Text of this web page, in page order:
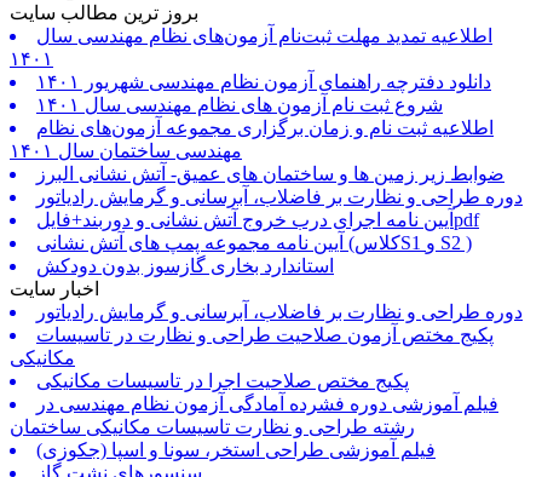
بروز ترین مطالب سایت
اطلاعیه تمدید مهلت ثبت‌نام آزمون‌های نظام مهندسی سال
۱۴۰۱
دانلود دفترچه راهنمای آزمون نظام مهندسی شهریور ۱۴۰۱
شروع ثبت نام آزمون های نظام مهندسی سال ۱۴۰۱
اطلاعیه ثبت نام و زمان برگزاری مجموعه آزمون‌های نظام
مهندسی ساختمان سال ۱۴۰۱
ضوابط زیر زمین ها و ساختمان های عمیق- آتش نشانی البرز
دوره طراحی و نظارت بر فاضلاب، آبرسانی و گرمایش رادیاتور
آیین نامه اجرای درب خروج آتش نشانی و دوربند+فایلpdf
آیین نامه مجموعه پمپ های آتش نشانی (کلاسS1 و S2 )
استاندارد بخاری گازسوز بدون دودکش
اخبار سایت
دوره طراحی و نظارت بر فاضلاب، آبرسانی و گرمایش رادیاتور
پکیج مختص آزمون صلاحیت طراحی و نظارت در تاسیسات
مکانیکی
پکیج مختص صلاحیت اجرا در تاسیسات مکانیکی
فیلم آموزشی دوره فشرده آمادگی آزمون نظام مهندسی در
رشته طراحی و نظارت تاسیسات مکانیکی ساختمان
فیلم آموزشی طراحی استخر، سونا و اسپا (جکوزی)
سنسورهای نشت گاز